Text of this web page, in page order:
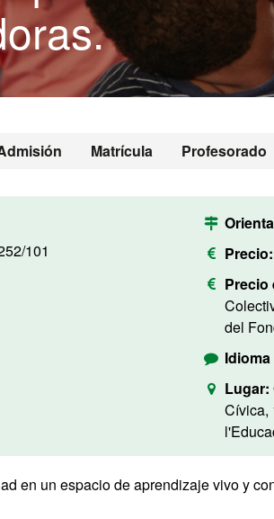
Matrícula Profesorado
101
Precio:
Precio
Colectivo de
del
Lugar:
Cívica,
en un espacio de aprendizaje vivo y